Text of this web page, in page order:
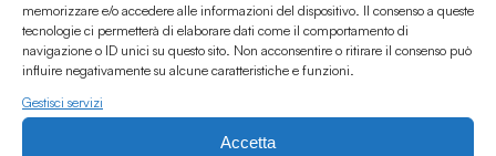
memorizzare e/o accedere alle informazioni del dispositivo. Il consenso a queste
tecnologie ci permetterà di elaborare dati come il comportamento di
navigazione o ID unici su questo sito. Non acconsentire o ritirare il consenso può
influire negativamente su alcune caratteristiche e funzioni.
Gestisci servizi
Accetta
10.06.2026
SEED S4 EP14 w/Max Bello